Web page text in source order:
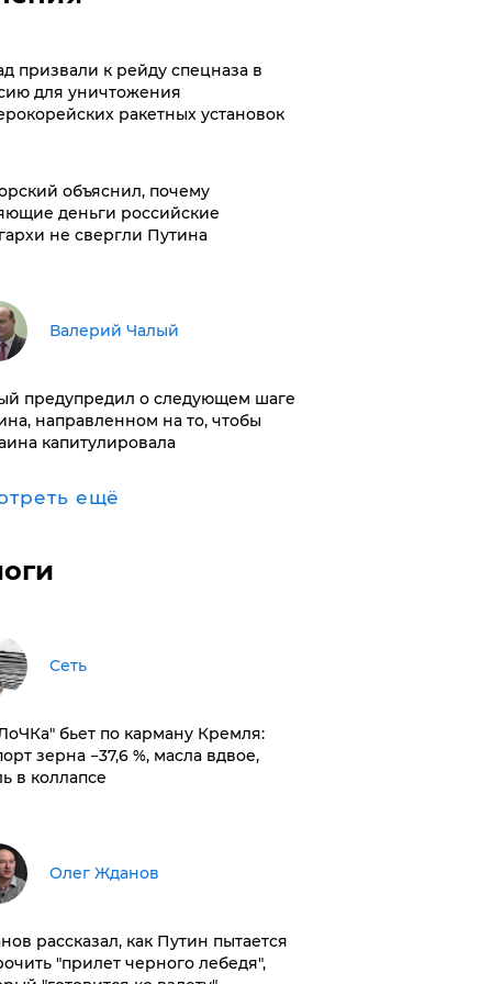
призвали к рейду спецназа в
для уничтожения
ракетных установок
объяснил, почему
деньги российские
не свергли Путина
Валерий Чалый
предупредил о следующем шаге
направленном на то, чтобы
капитулировала
ещё
Сеть
бьет по карману Кремля:
зерна −37,6 %, масла вдвое,
в коллапсе
Олег Жданов
рассказал, как Путин пытается
"прилет черного лебедя",